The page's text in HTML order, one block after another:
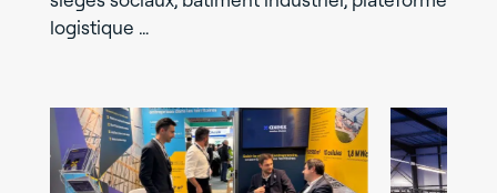
logistique …